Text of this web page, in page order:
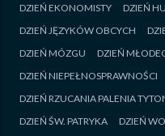
DZIEŃ EKONOMISTY
DZIEŃ
DZIEŃ JĘZYKÓW OBCYCH
DZIEŃ MÓZGU
DZIEŃ
DZIEŃ NIEPEŁNOSPRAWNOŚCI
DZIEŃ RZUCANIA PALENIA
DZIEŃ ŚW. PATRYKA
DZIEŃ